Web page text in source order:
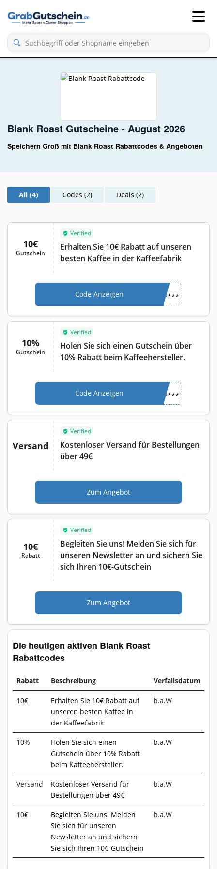
Blank Roast Gutscheine - August 2026
Speichern Groß mit Blank Roast Rabattcodes & Angeboten
All (4) Codes (2) Deals (2)
10€
Gutschein
Verified
Erhalten Sie 10€ Rabatt auf unseren
besten Kaffee in der Kaffeefabrik
Code Anzeigen ****
10%
Gutschein
Verified
Holen Sie sich einen Gutschein über
10% Rabatt beim Kaffeehersteller.
Code Anzeigen ****
Versand
Verified
Kostenloser Versand für Bestellungen
über 49€
Zum Angebot
10€
Rabatt
Verified
Begleiten Sie uns! Melden Sie sich für
unseren Newsletter an und sichern Sie
sich Ihren 10€-Gutschein
Zum Angebot
Die heutigen aktiven Blank Roast
Rabattcodes
Rabatt Beschreibung Verfallsdatum
10€
Erhalten Sie 10€ Rabatt auf
unseren besten Kaffee in
der Kaffeefabrik
b.a.W
10%
Holen Sie sich einen
Gutschein über 10% Rabatt
beim Kaffeehersteller.
b.a.W
Versand
Kostenloser Versand für
Bestellungen über 49€
b.a.W
10€
Begleiten Sie uns! Melden
Sie sich für unseren
Newsletter an und sichern
Sie sich Ihren 10€-Gutschein
b.a.W